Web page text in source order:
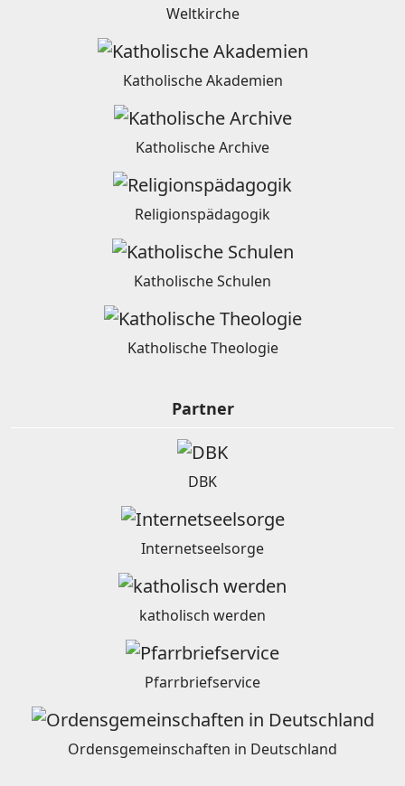
Weltkirche
Katholische Akademien
Katholische Archive
Religionspädagogik
Katholische Schulen
Katholische Theologie
Partner
DBK
Internetseelsorge
katholisch werden
Pfarrbriefservice
Ordensgemeinschaften in Deutschland